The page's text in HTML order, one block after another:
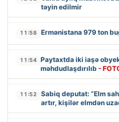
təyin edilmir
11:58 Ermənistana 979 ton
11:54 Paytaxtda iki iaşə
məhdudlaşdırılıb -
11:52
Sabiq deputat: “Elm
artır, kişilər elmdən